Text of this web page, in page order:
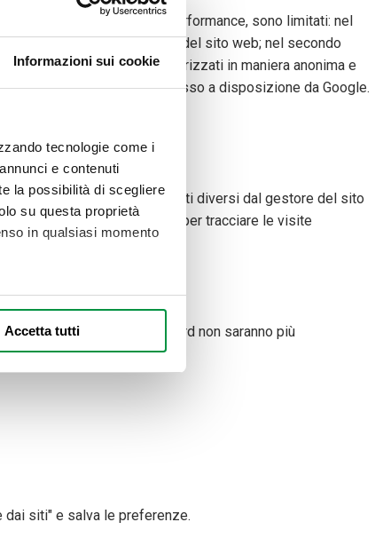
Informazioni sui cookie
tecnologie come i
e contenuti
la possibilità di scegliere
su questa proprietà
in qualsiasi momento
(impronte
e per analizzare il
che si occupano
che ha fornito loro o
Accetta tutti
cookie, tecnici e di performance, sono limitati: nel
sicura ed efficiente del sito web; nel secondo
I dati sono memorizzati in maniera anonima e
componente aggiuntivo messo a disposizione da Google.
e utilizzati da soggetti diversi dal gestore del sito
utilizzano questi cookie per tracciare le visite
nome utente che password non saranno più
siti" e salva le preferenze.